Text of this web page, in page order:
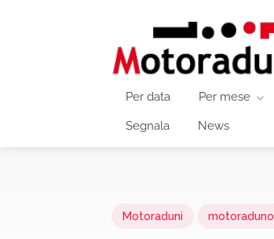
Per data Per mese
Segnala News
Motoraduni motoraduno